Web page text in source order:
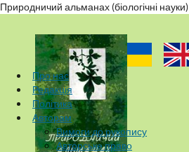
Природничий альманах (біологічні науки)
Про нас
Редакція
Політика
Авторам
Вимоги до рукопису
Авторське право